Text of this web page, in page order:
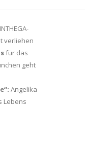
verliehen
für das
geht
Angelika
Lebens